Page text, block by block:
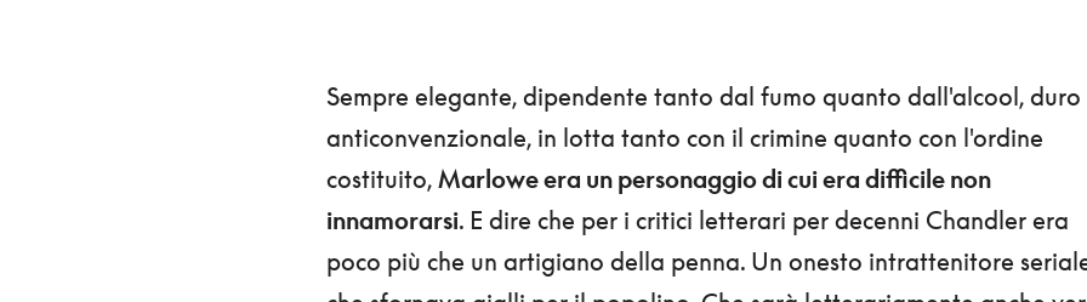
Sempre elegante, dipendente tanto dal fumo quanto dall'alcool, duro
anticonvenzionale, in lotta tanto con il crimine quanto con l'ordine
costituito, Marlowe era un personaggio di cui era difficile non
innamorarsi. E dire che per i critici letterari per decenni Chandler era
poco più che un artigiano della penna. Un onesto intrattenitore